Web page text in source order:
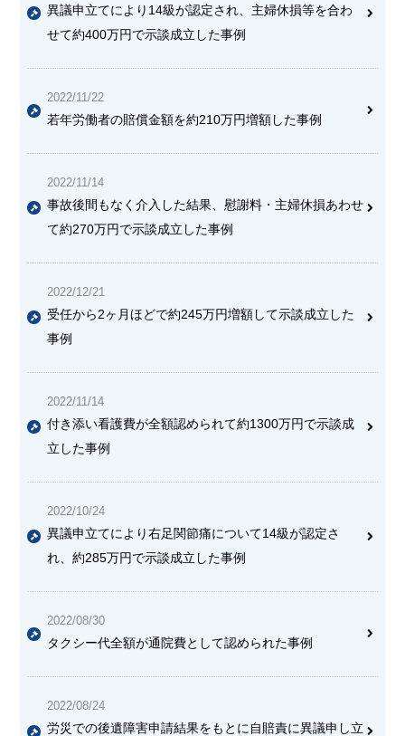
異議申立てにより14級が認定され、 主婦休損等を合わ
せて約400万円で示談成立 した事例
2022/11/22
若年労働者の賠償金額を約210万円増額した事例
2022/11/14
事故後間もなく介入した結果、慰謝料・主婦休損あわせ
て約270万円で示談成立 した事例
2022/12/21
受任から2ヶ月ほどで約245万円増額して示談成立した
事例
2022/11/14
付き添い看護費が全額認められて約1300万円で示談成
立した事例
2022/10/24
異議申立てにより右足関節痛について14級が認定さ
れ、約285万円で示談成立 した事例
2022/08/30
タクシー代全額が通院費として認められた事例
2022/08/24
労災での後遺障害申請結果をもとに自賠責に異議申し立